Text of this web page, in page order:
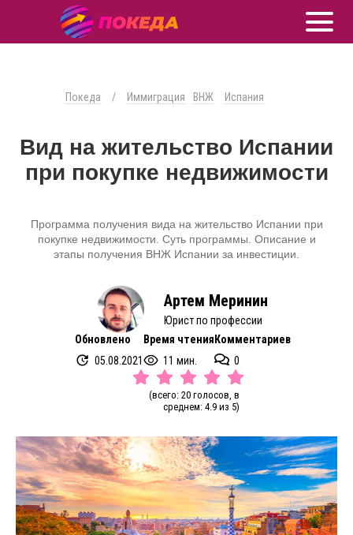
Покеда / Иммиграция ВНЖ Испания
Вид на жительство Испании
при покупке недвижимости
Программа получения вида на жительство Испании при
покупке недвижимости. Суть программы. Описание и
этапы получения ВНЖ Испании за инвестиции.
Артем Меринин
Юрист по профессии
Обновлено
05.08.2021
Время чтения
11 мин.
Комментариев
0
(всего: 20 голосов, в
среднем: 4.9 из 5)